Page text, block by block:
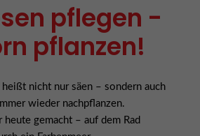
pflegen -
pflanzen!
nicht nur säen – sondern auch
wieder nachpflanzen.
heute gemacht – auf dem Rad